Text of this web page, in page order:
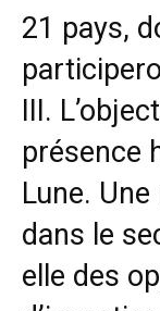
21 pays,
III.
présence
Lune. Une
dans le
elle des